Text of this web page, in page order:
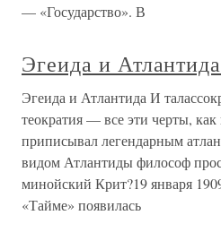
— «Государство». В
Эгеида и Атлантида
Эгеида и Атлантида И
теократия — все эти черты,
приписывал легендарным
видом Атлантиды философ
минойский Крит?19 января
«Тайме» появилась